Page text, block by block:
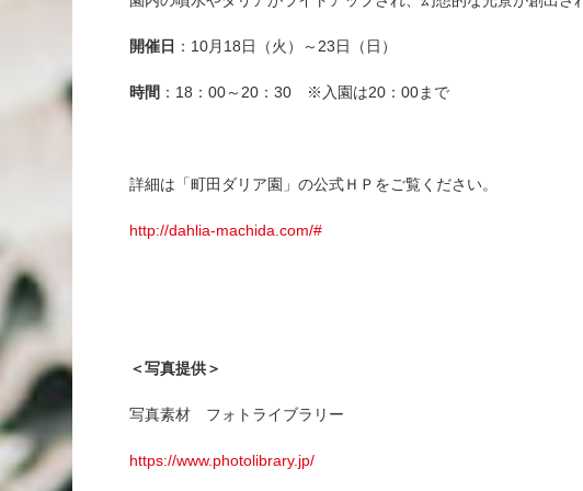
開催日 ：10月18日（火）～23日（日）
時間 ：18：00～20：30 ※入園は20：00まで
詳細は「町田ダリア園」の公式ＨＰをご覧ください。
http://dahlia-machida.com/#
＜写真提供＞
写真素材 フォトライブラリー
https://www.photolibrary.jp/